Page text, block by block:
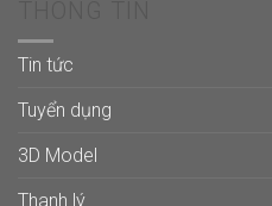
Tin tức
Tuyển dụng
3D Model
Thanh lý